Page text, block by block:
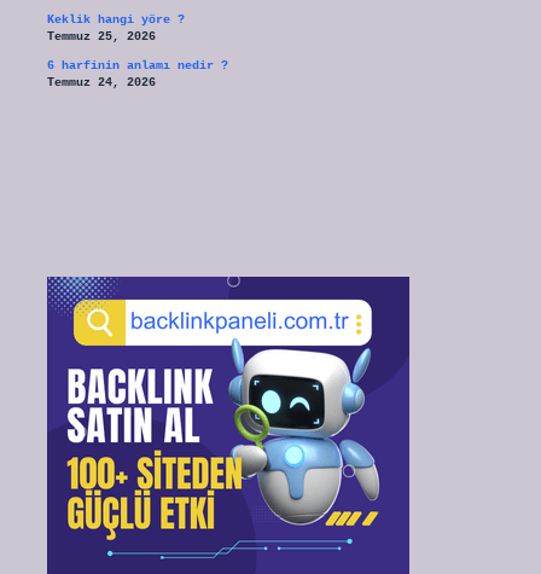
Keklik hangi yöre ?
Temmuz 25, 2026
6 harfinin anlamı nedir ?
Temmuz 24, 2026